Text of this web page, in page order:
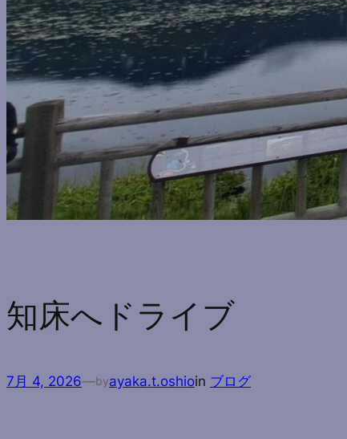
知床へドライブ
7月 4, 2026—byayaka.t.oshioin ブログ